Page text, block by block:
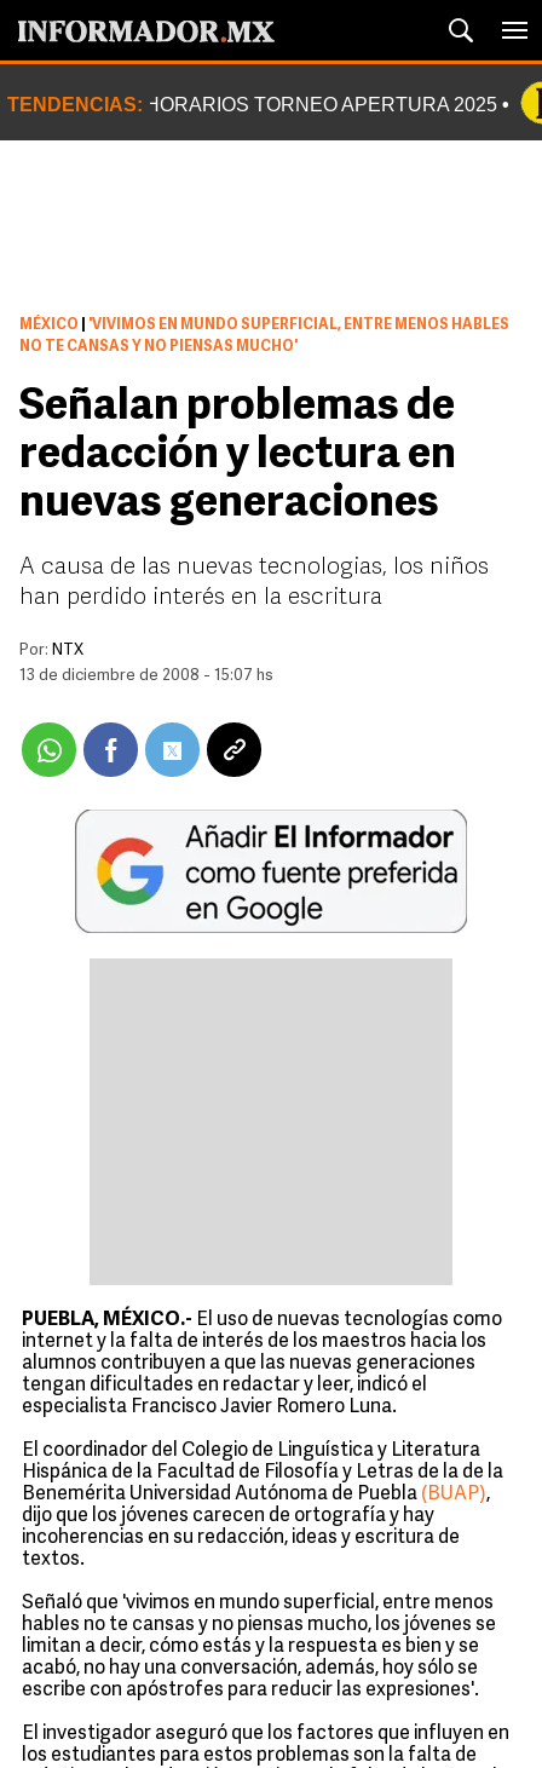
TENDENCIAS: HORARIOS TORNEO APERTURA 2025
MÉXICO
'VIVIMOS EN MUNDO SUPERFICIAL, ENTRE MENOS HABLES
NO TE CANSAS Y NO PIENSAS MUCHO'
Señalan problemas de
redacción y lectura en
nuevas generaciones
A causa de las nuevas tecnologias, los niños
han perdido interés en la escritura
Por: NTX
13 de diciembre de 2008 - 15:07 hs
PUEBLA, MÉXICO.- El uso de nuevas tecnologías como
internet y la falta de interés de los maestros hacia los
alumnos contribuyen a que las nuevas generaciones
tengan dificultades en redactar y leer, indicó el
especialista Francisco Javier Romero Luna.
El coordinador del Colegio de Linguística y Literatura
Hispánica de la Facultad de Filosofía y Letras de la de la
Benemérita Universidad Autónoma de Puebla (BUAP),
dijo que los jóvenes carecen de ortografía y hay
incoherencias en su redacción, ideas y escritura de
textos.
Señaló que 'vivimos en mundo superficial, entre menos
hables no te cansas y no piensas mucho, los jóvenes se
limitan a decir, cómo estás y la respuesta es bien y se
acabó, no hay una conversación, además, hoy sólo se
escribe con apóstrofes para reducir las expresiones'.
El investigador aseguró que los factores que influyen en
los estudiantes para estos problemas son la falta de